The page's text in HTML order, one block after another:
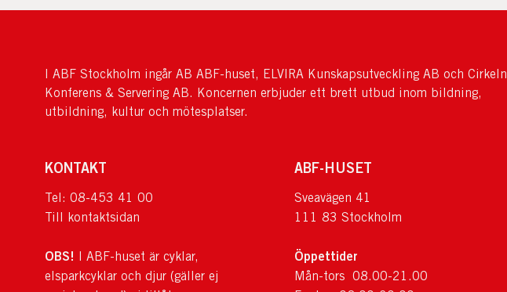
I ABF Stockholm ingår AB ABF-huset, ELVIRA Kunskapsutveckling AB och Cirkeln
Konferens & Servering AB. Koncernen erbjuder ett brett utbud inom bildning,
utbildning, kultur och mötesplatser.
KONTAKT
Tel: 08-453 41 00
Till kontaktsidan
OBS! I ABF-huset är cyklar,
elsparkcyklar och djur (gäller ej
ABF-HUSET
Sveavägen 41
111 83 Stockholm
Öppettider
Mån-tors 08.00-21.00